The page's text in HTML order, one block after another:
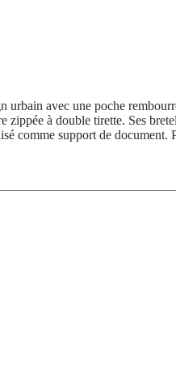
avec une poche
à double tirette. Ses
comme support de document.